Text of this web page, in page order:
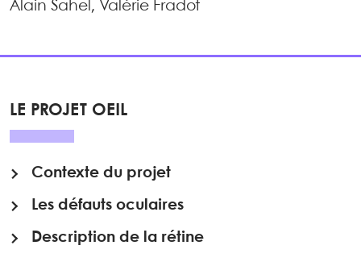
Alain Sahel, Valérie Fradot
LE PROJET OEIL
Contexte du projet
Les défauts oculaires
Description de la rétine